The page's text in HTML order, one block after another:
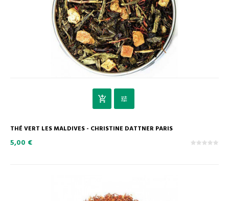
THÉ VERT LES MALDIVES - CHRISTINE DATTNER PARIS
5,00 €